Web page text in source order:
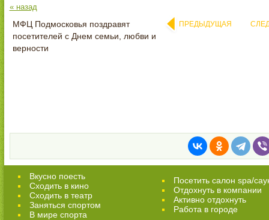
« назад
МФЦ Подмосковья поздравят
посетителей с Днем семьи, любви и
верности
ПРЕДЫДУЩАЯ
Вкусно поесть
Сходить в кино
Cходить в театр
Заняться спортом
В мире спорта
Посетить салон spa/
Отдохнуть в компании
Активно отдохнуть
Работа в городе